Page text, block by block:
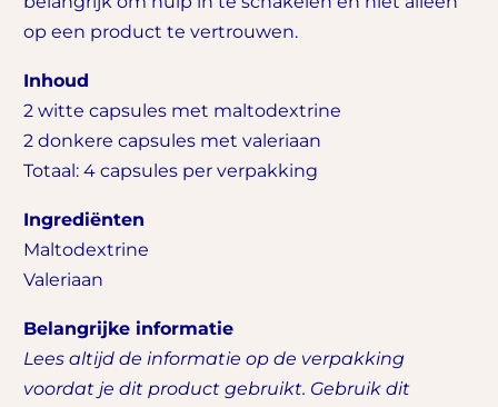
op een product te vertrouwen.
Inhoud
2 witte capsules met maltodextrine
2 donkere capsules met valeriaan
Totaal: 4 capsules per verpakking
Ingrediënten
Maltodextrine
Valeriaan
Belangrijke informatie
Lees altijd de informatie op de verpakking
voordat je dit product gebruikt. Gebruik dit